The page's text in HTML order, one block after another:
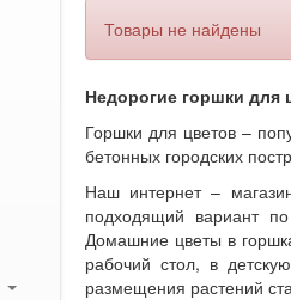
Товары не найдены
Недорогие горшки для
Горшки для цветов –
бетонных городских
Наш интернет –
подходящий вариант
Домашние цветы в
рабочий стол, в
размещения растений